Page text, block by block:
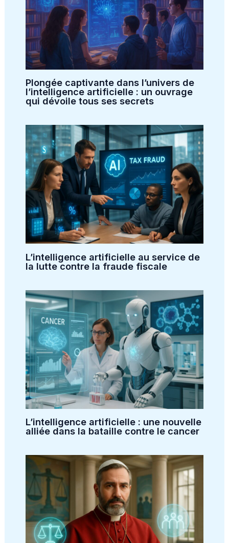
Plongée captivante dans l’univers de
l’intelligence artificielle : un ouvrage
qui dévoile tous ses secrets
L’intelligence artificielle au service de
la lutte contre la fraude fiscale
L’intelligence artificielle : une nouvelle
alliée dans la bataille contre le cancer